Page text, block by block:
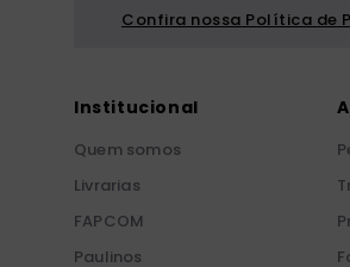
Confira nossa Política de
Institucional
Quem somos
Livrarias
FAPCOM
Paulinos